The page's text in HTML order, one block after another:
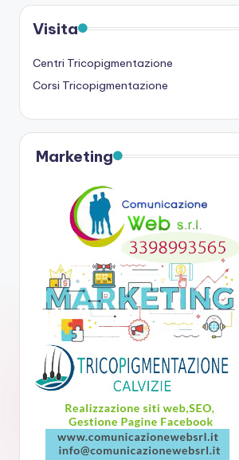
Visita
Centri Tricopigmentazione
Corsi Tricopigmentazione
Marketing